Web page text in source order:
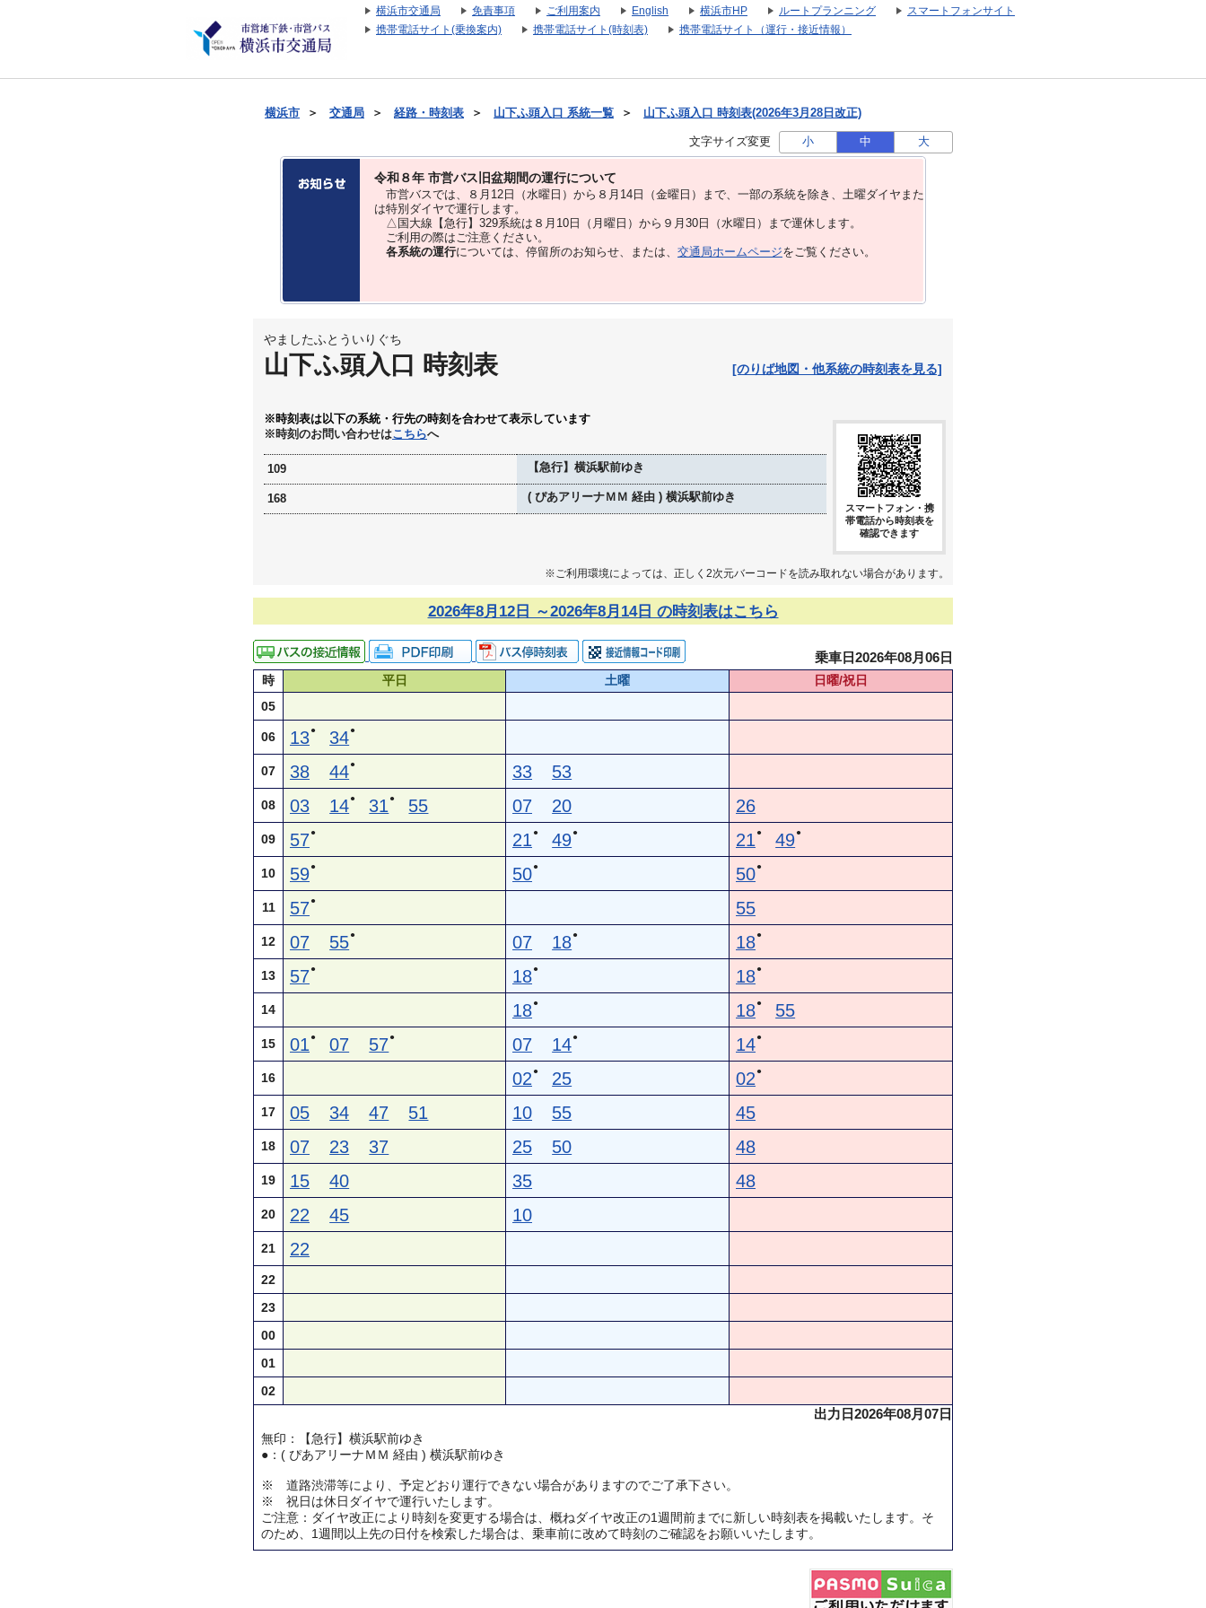
横浜市交通局 免責事項 ご利用案内 English 横浜市HP ルートプランニング
スマートフォンサイト
携帯電話サイト(乗換案内)
携帯電話サイト(時刻表) 携帯電話サイト（運行・接近情報）
横浜市 ＞ 交通局 ＞ 経路・時刻表 ＞ 山下ふ頭入口 系統一覧 ＞ 山下ふ頭入口 時刻表(2026年3月28日改正)
文字サイズ変更 小 中 大
令和８年 市営バス旧盆期間の運行について
市営バスでは、８⽉12⽇（水曜日）から８⽉14⽇（金曜日）まで、⼀部の系統を除き、⼟曜ダイヤまた
は特別ダイヤで運⾏します。
△国大線【急行】329系統は８月10日（月曜日）から９月30日（水曜日）まで運休します。
ご利用の際はご注意ください。
各系統の運行については、停留所のお知らせ、または、 交通局ホームページをご覧ください。
やましたふとういりぐち
山下ふ頭入口 時刻表 [のりば地図・他系統の時刻表を見る]
※時刻表は以下の系統・行先の時刻を合わせて表示しています
※時刻のお問い合わせはこちらへ
109 【急行】横浜駅前ゆき
168 ( ぴあアリーナＭＭ 経由 ) 横浜駅前ゆき
スマートフォン・携
帯電話から時刻表を
確認できます
※ご利用環境によっては、正しく2次元バーコードを読み取れない場合があります。
2026年8月12日 ～2026年8月14日 の時刻表はこちら
乗車日2026年08月06日
時 平日 土曜
日曜/祝日
05
06 13● 34●
07 38 44● 33 53
08 03 14● 31 ● 55 07 20 26
09 57● 21 ● 49● 21 ● 49●
10 59● 50● 50●
11 57● 55
12 07 55● 07 18● 18●
13 57● 18● 18●
14 18● 18● 55
15 01 ● 07 57● 07 14● 14●
16 02 ● 25 02 ●
17 05 34 47 51 10 55 45
18 07 23 37 25 50 48
19 15 40 35 48
20 22 45 10
21 22
22
23
00
01
02
出力日2026年08月07日
無印：【急行】横浜駅前ゆき
●：( ぴあアリーナＭＭ 経由 ) 横浜駅前ゆき
※ 道路渋滞等により、予定どおり運行できない場合がありますのでご了承下さい。
※ 祝日は休日ダイヤで運行いたします。
ご注意：ダイヤ改正により時刻を変更する場合は、概ねダイヤ改正の1週間前までに新しい時刻表を掲載いたします。そ
のため、1週間以上先の日付を検索した場合は、乗車前に改めて時刻のご確認をお願いいたします。